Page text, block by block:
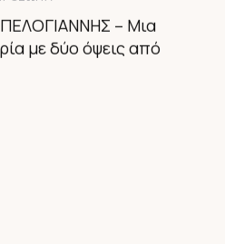
– Μια
με δύο όψεις από